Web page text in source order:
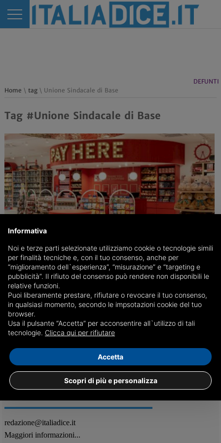
DEFUNTI
Home \ tag\ Unione Sindacale di Base
Tag #Unione Sindacale di Base
Il grande sogno di Hamleys in Italia va in frantumi
Si conclude la favola del brand britannico di giochi più antico del
mondo arrivato nel Bel Paese meno di tre anni fa, che per contenere i
costi ha chiuso 29 negozi oltremanica
05/02 Attualità
redazione@italiadice.it
Maggiori informazioni...
Informativa
Noi e terze parti selezionate utilizziamo cookie o tecnologie simili
per finalità tecniche e, con il tuo consenso, anche per
“miglioramento dell`esperienza”, “misurazione” e “targeting e
pubblicità”. Il rifiuto del consenso può rendere non disponibili le
relative funzioni.
Puoi liberamente prestare, rifiutare o revocare il tuo consenso,
in qualsiasi momento, secondo le impsotazioni cookie del tuo
browser.
Usa il pulsante “Accetta” per acconsentire all`utilizzo di tali
tecnologie. Clicca qui per rifiutare
Scopri di più e personalizza
Accetta